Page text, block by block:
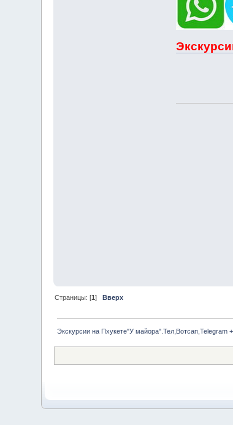
Страницы: [1]Вверх
Экскурсии на Пхукете"У майора".Тел,Вотсап,Telegram